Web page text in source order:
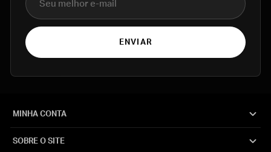
ENVIAR
MINHA CONTA
SOBRE O SITE